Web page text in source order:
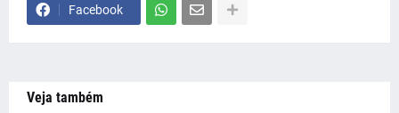
Facebook
Veja também